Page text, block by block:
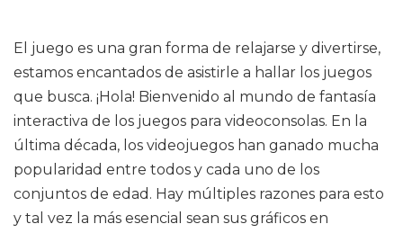
El juego es una gran forma de relajarse y divertirse,
estamos encantados de asistirle a hallar los juegos
que busca. ¡Hola! Bienvenido al mundo de fantasía
interactiva de los juegos para videoconsolas. En la
última década, los videojuegos han ganado mucha
popularidad entre todos y cada uno de los
conjuntos de edad. Hay múltiples razones para esto
y tal vez la más esencial sean sus gráficos en